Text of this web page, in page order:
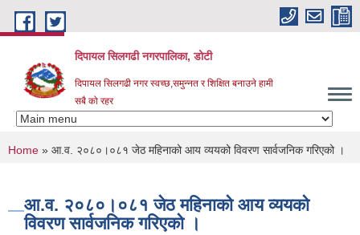
Skip to main content
दिपायल सिलगढी नगरपालिका, डोटी
दिपायल सिलगढी नगर स्वच्छ,समुन्नत र शिक्षित बनाउने हामी
सबै को रहर
You are here
Home » आ.व. २०८०।०८१ जेठ महिनाको आय व्ययको विवरण सार्वजनिक गरिएको ।
आ.व. २०८०।०८१ जेठ महिनाको आय व्ययको
विवरण सार्वजनिक गरिएको ।